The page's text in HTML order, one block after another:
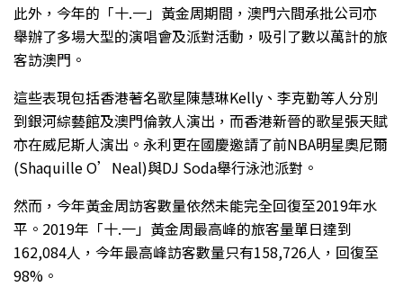
此外，今年的「十.一」黃金周期間，澳門六間承批公司亦
舉辦了多場大型的演唱會及派對活動，吸引了數以萬計的旅
客訪澳門。
這些表現包括香港著名歌星陳慧琳Kelly、李克勤等人分別
到銀河綜藝館及澳門倫敦人演出，而香港新晉的歌星張天賦
亦在威尼斯人演出。永利更在國慶邀請了前NBA明星奧尼爾
(Shaquille O’Neal)與DJ Soda舉行泳池派對。
然而，今年黃金周訪客數量依然未能完全回復至2019年水
平。2019年「十.一」黃金周最高峰的旅客量單日達到
162,084人，今年最高峰訪客數量只有158,726人，回復至
98%。